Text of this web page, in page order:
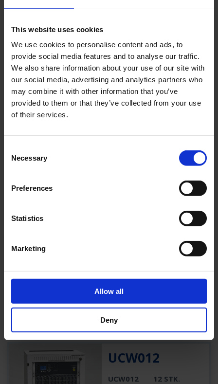
This website uses cookies
We use cookies to personalise content and ads, to
provide social media features and to analyse our traffic.
We also share information about your use of our site with
our social media, advertising and analytics partners who
may combine it with other information that you’ve
provided to them or that they’ve collected from your use
of their services.
Selection
Necessary
Preferences
Statistics
Marketing
Allow all
Deny
MNUS08
12
240
1500 W
1500 W
1500 W
PRODUKT
MNUS10
240
1500 W
1500 W
UCW012
UCW012
12 STK.